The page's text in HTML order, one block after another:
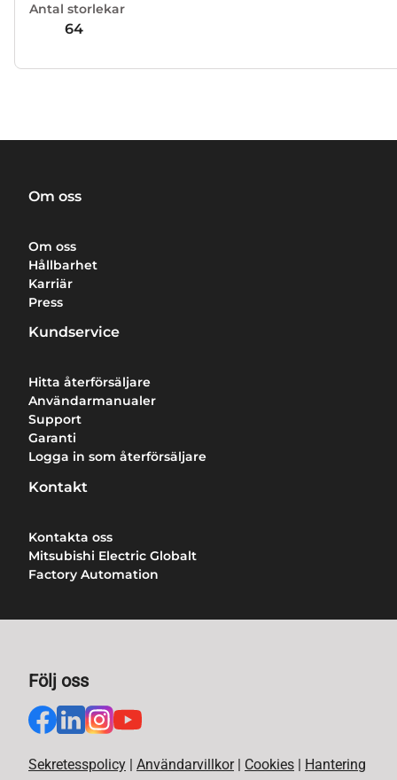
Antal storlekar
64
Om oss
Om oss
Hållbarhet
Karriär
Press
Kundservice
Hitta återförsäljare
Användarmanualer
Support
Garanti
Logga in som återförsäljare
Kontakt
Kontakta oss
Mitsubishi Electric Globalt
Factory Automation
Följ oss
Sekretesspolicy Användarvillkor Cookies
Hantering